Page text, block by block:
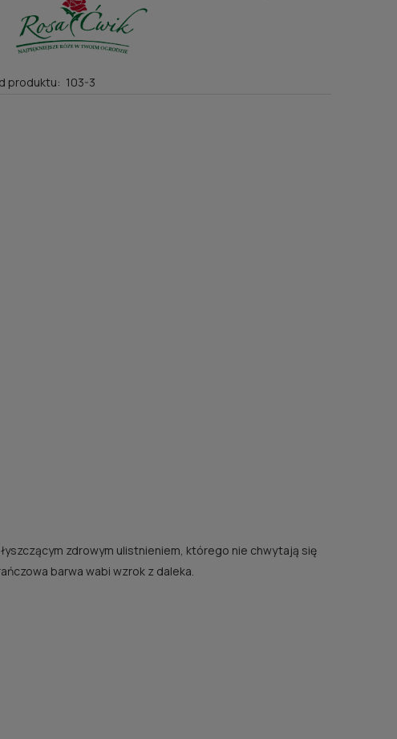
produktu: 103-3
zdrowym ulistnieniem, którego nie chwytają się
barwa wabi wzrok z daleka.